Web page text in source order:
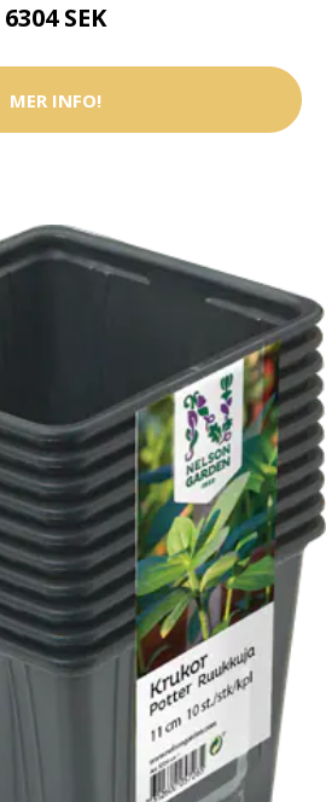
6304 SEK
MER INFO!